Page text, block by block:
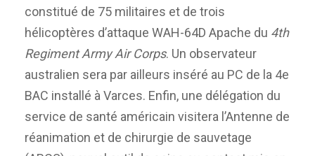
constitué de 75 militaires et de trois
hélicoptères d’attaque WAH-64D Apache du 4th
Regiment Army Air Corps. Un observateur
australien sera par ailleurs inséré au PC de la 4e
BAC installé à Varces. Enfin, une délégation du
service de santé américain visitera l’Antenne de
réanimation et de chirurgie de sauvetage